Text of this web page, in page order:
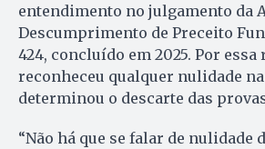
entendimento no julgamento da
Descumprimento de Preceito
424, concluído em 2025. Por essa
reconheceu qualquer nulidade
determinou o descarte das
“Não há que se falar de nulidade